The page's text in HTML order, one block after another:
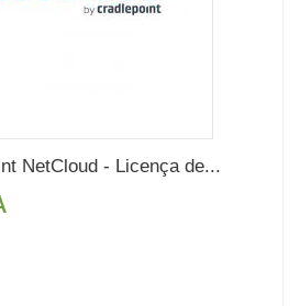
NetCloud - Licença de...